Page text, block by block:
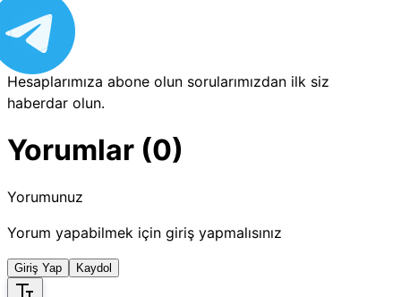
Hesaplarımıza abone olun sorularımızdan ilk siz
haberdar olun.
Yorumlar (0)
Yorumunuz
Yorum yapabilmek için giriş yapmalısınız
Giriş Yap Kaydol